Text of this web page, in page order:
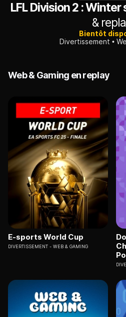
LFL Division 2 : Winter
&
Bientôt
Divertissement
Web & Gaming en replay
E-sports World Cup
DIVERTISSEMENT WEB & GAMING